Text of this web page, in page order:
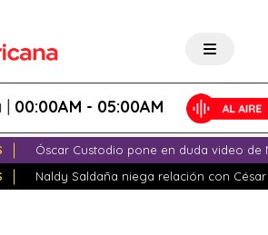
- 05:00AM
Óscar Custodio pone en duda video de
Naldy Saldaña niega relación con